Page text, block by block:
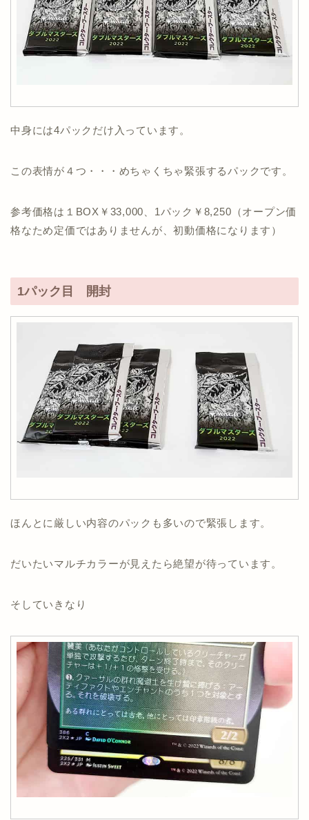
中身には4パックだけ入っています。
この表情が４つ・・・めちゃくちゃ緊張するパックです。
参考価格は１BOX￥33,000、1パック￥8,250（オープン価
格なため定価ではありませんが、初動価格になります）
1パック目 開封
ほんとに厳しい内容のパックも多いので緊張します。
だいたいマルチカラーが見えたら絶望が待っています。
そしていきなり